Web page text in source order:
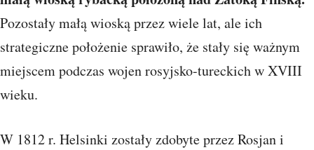
Pozostały małą wioską przez wiele lat, ale ich
strategiczne położenie sprawiło, że stały się ważnym
miejscem podczas wojen rosyjsko-tureckich w XVIII
wieku.
W 1812 r. Helsinki zostały zdobyte przez Rosjan i